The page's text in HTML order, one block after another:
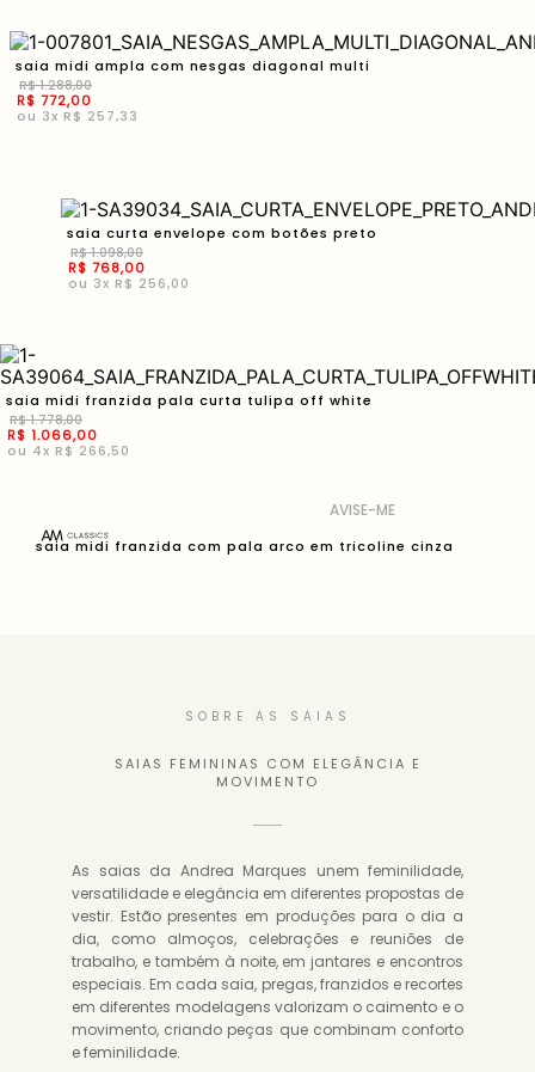
saia midi ampla com nesgas diagonal multi
R$1.288,00
R$ 772,00
ou 3x R$ 257,33
saia curta envelope com botões preto
R$1.098,00
R$ 768,00
ou 3x R$ 256,00
saia midi franzida pala curta tulipa off white
R$1.778,00
R$ 1.066,00
ou 4x R$ 266,50
AVISE-ME
saia midi franzida com pala arco em tricoline cinza
SOBRE AS SAIAS
SAIAS FEMININAS COM ELEGÂNCIA E
MOVIMENTO
As saias da Andrea Marques unem feminilidade,
versatilidade e elegância em diferentes propostas de
vestir. Estão presentes em produções para o dia a
dia, como almoços, celebrações e reuniões de
trabalho, e também à noite, em jantares e encontros
especiais. Em cada saia, pregas, franzidos e recortes
em diferentes modelagens valorizam o caimento e o
movimento, criando peças que combinam conforto
e feminilidade.